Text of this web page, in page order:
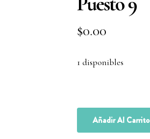
$0.00
1 disponibles
Añadir Al Carrito